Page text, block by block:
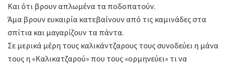
Και ότι βρουν απλωμένα τα ποδοπατούν.
Άμα βρουν ευκαιρία κατεβαίνουν από τις καμινάδες στα
σπίτια και μαγαρίζουν τα πάντα.
Σε μερικά μέρη τους καλικάντζαρους τους συνοδεύει η μάνα
τους η «Καλικατζαρού» που τους «ορμηνεύει» τι να